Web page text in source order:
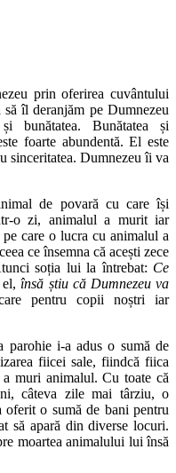
prin oferirea cuvântului
îl deranjăm pe Dumnezeu
bunătatea. Bunătatea și
foarte abundentă. El este
sinceritatea. Dumnezeu îi va
de povară cu care își
o zi, animalul a murit iar
care o lucra cu animalul a
ce însemna că acești zece
soția lui la întrebat: Ce
el,însă știu că Dumnezeu va
pentru copii noștri iar
parohie i-a adus o sumă de
fiicei sale, fiindcă fiica
muri animalul. Cu toate că
câteva zile mai târziu, o
oferit o sumă de bani pentru
să apară din diverse locuri.
moartea animalului lui însă